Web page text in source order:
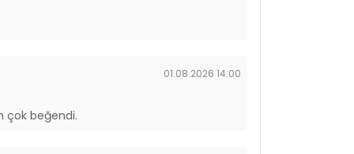
01.08.2026 14:00
çok beğendi.